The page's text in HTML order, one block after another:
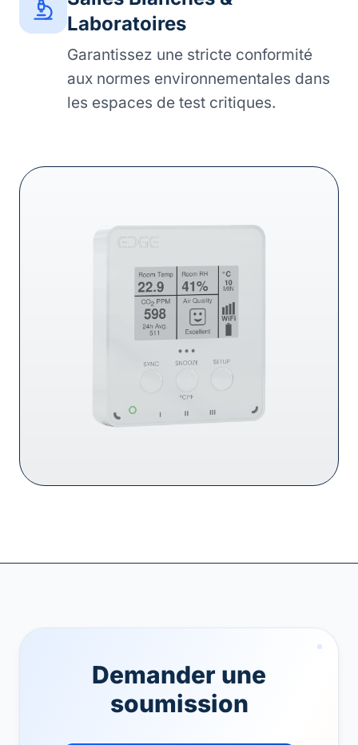
Laboratoires
Garantissez une stricte conformité
aux normes environnementales dans
les espaces de test critiques.
Demander une
soumission